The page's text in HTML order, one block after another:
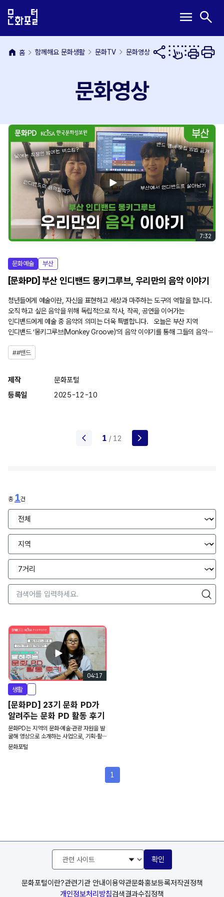
문
내
용
메
뉴
바
메
열
기
menu 검
열
기
search
home 홈 함께해요 문화생활 문화TV 문화영상
문화영상
7:32
문화예술 부산
[문화PD] 부산 인디밴드 몽키그루브, 우리만의 음악 이야기
청년들에게 예술이란, 자신을 표현하고 세상과 마주하는 도구의 역할을 합니다.
오직 하고 싶은 음악을 위해 독립적으로 작사, 작곡, 공연을 이어가는
인디밴드에게 예술 중 음악의 의미는 더욱 특별합니다. 오늘은 부산 지역
인디밴드 ‘몽키그루브(Monkey Groove)’의 음악 이야기를 통해 그들의 음악
- 구재영, 공유마당 CCBY SUN – 김승남, 공유마당, 기증저작물 Something
온글잎 위씨리스트 태백체 (기관 및 상업적 사용 확인 완료
##밴드
제작
문화포털
등록일
2025-12-10
5:54
생활 서울
#신기술
제작
문화포털
등록일
2025-12-10
5:41
문화예술 제주
##제주돌문화공원
제작
문화포털
등록일
2025-12-10
7:36
문화산업 전체
##신기술
제작
문화포털
등록일
2025-12-10
5:20
관광 강원
##여행
제작
문화포털
등록일
2025-12-10
03:37
체육 대전
##문화
제작
문화포털
등록일
2025-12-24
3:32
문화예술 부산
##연출
제작
문화포털
등록일
2025-12-10
02:31
관광 부산
제작
문화포털
2:51
문화유산 경기
제작
문화포털
02:28
문화예술 서울
##복합문화공간
제작
문화포털
등록일
2026-07-20
7:16
문화예술 전체
##키오스크
제작
문화포털
등록일
2025-12-16
02:35
관광 충남
등록일
2025-12-26
arrow_back_ios_new 1 / 12 arrow_forward_ios
총 1건
전
/
/
외
선
지
선
서
스
검
어
입
력
세
요
04:17
생활
[문화PD] 23기 문화 PD가
알려주는 문화 PD 활동 후기
문화PD는 지역의 문화·예술·관광 자원을 발
굴해 영상으로 소개하는 사업으로, 기획·촬영
·편집까지 전 과정을 직접 경험할 수 있는 콘
는지 등을 간단히 정리했습니다. 또한 지역의
- Fun in the Sun (유료) *기관 및 상업적
이용 가능 IamDayLight - BOOM BOO
M PAM (유료) *기관 및 상업적 이용 가능
Rex Banner - Santa Monica Breeze
a - We Dont Stop (유료) *기관 및 상업
적 이용 가능 - 사용폰트 G 마켓- G마켓 산
문화포털
1
문화포털이란?관련기관 안내이용약관문화홍보등록저작권정책
개인정보처리방침검색결과수집정책
관
사
이
트
확인